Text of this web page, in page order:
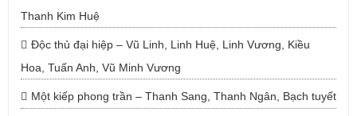
Thanh Kim Huệ
Độc thủ đại hiệp – Vũ Linh, Linh Huệ, Linh Vương, Kiều
Hoa, Tuấn Anh, Vũ Minh Vương
Một kiếp phong trần – Thanh Sang, Thanh Ngân, Bạch tuyết